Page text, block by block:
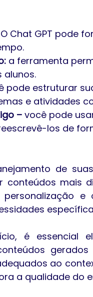
O Chat GPT pode
a ferramenta
alunos.
pode estruturar
e atividades
– você pode
los de
de
mais
e
é essencial
ao
a qualidade do